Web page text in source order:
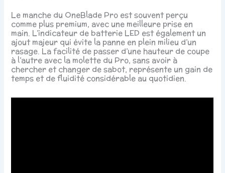
Le manche du OneBlade Pro est souvent perçu
comme plus premium, avec une meilleure prise en
main. L’indicateur de batterie LED est également un
ajout majeur qui évite la panne en plein milieu d’un
rasage. La facilité de passer d’une hauteur de coupe
à l’autre avec la molette du Pro, sans avoir à
chercher et changer de sabot, représente un gain de
temps et de fluidité considérable au quotidien.